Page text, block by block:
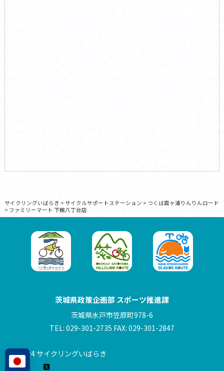
サイクリングいばらき > サイクルサポートステーション > つくば霞ヶ浦りんりんロード
> ファミリーマート 下館八丁台店
茨城県政策企画部 スポーツ推進課
茨城県水戸市笠原町978-6
TEL: 029-301-2735 FAX: 029-301-2847
© 2024 サイクリングいばらき